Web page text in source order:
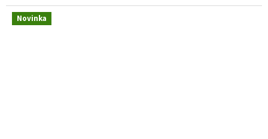
Novinka